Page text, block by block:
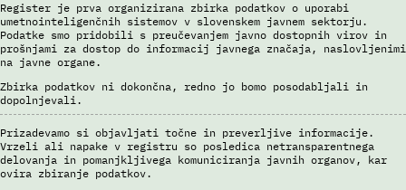
Register je prva organizirana zbirka podatkov o uporabi
umetnointeligenčnih sistemov v slovenskem javnem sektorju.
Podatke smo pridobili s preučevanjem javno dostopnih virov in
prošnjami za dostop do informacij javnega značaja, naslovljenimi
na javne organe.
Zbirka podatkov ni dokončna, redno jo bomo posodabljali in
dopolnjevali.
Prizadevamo si objavljati točne in preverljive informacije.
Vrzeli ali napake v registru so posledica netransparentnega
delovanja in pomanjkljivega komuniciranja javnih organov, kar
ovira zbiranje podatkov.